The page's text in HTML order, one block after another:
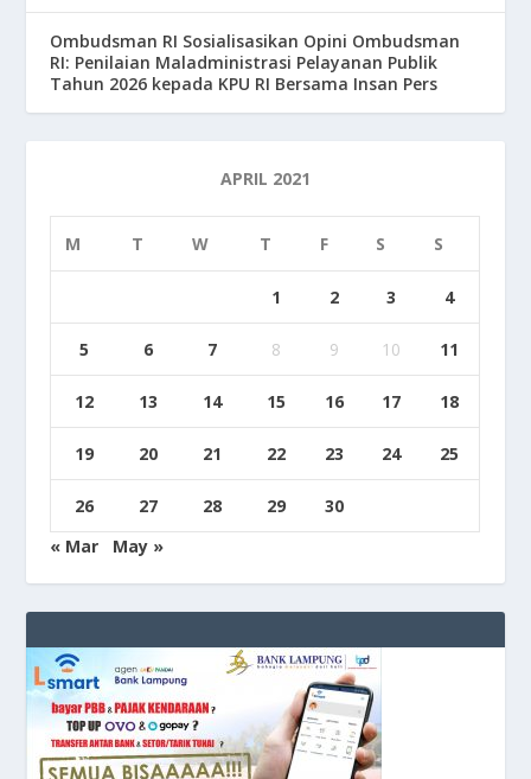
Ombudsman RI Sosialisasikan Opini Ombudsman
RI: Penilaian Maladministrasi Pelayanan Publik
Tahun 2026 kepada KPU RI Bersama Insan Pers
APRIL 2021
M T W T F S S
1 2 3 4
5 6 7 8 9 10 11
12 13 14 15 16 17 18
19 20 21 22 23 24 25
26 27 28 29
30
« Mar
May »